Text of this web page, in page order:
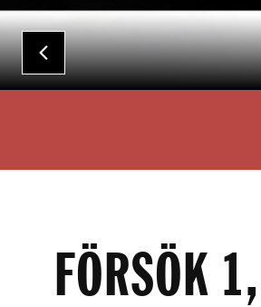
i
l
d
s FÖREGÅENDE
FÖRSÖK